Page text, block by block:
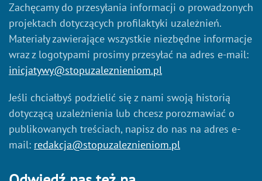
Zachęcamy do przesyłania informacji o prowadzonych
projektach dotyczących profilaktyki uzależnień.
Materiały zawierające wszystkie niezbędne informacje
wraz z logotypami prosimy przesyłać na adres e-mail:
inicjatywy@stopuzaleznieniom.pl
Jeśli chciałbyś podzielić się z nami swoją historią
dotyczącą uzależnienia lub chcesz porozmawiać o
publikowanych treściach, napisz do nas na adres e-
mail: redakcja@stopuzaleznieniom.pl